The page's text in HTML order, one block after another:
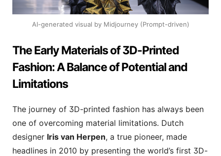
AI-generated visual by Midjourney (Prompt-driven)
The Early Materials of 3D-Printed
Fashion: A Balance of Potential and
Limitations
The journey of 3D-printed fashion has always been
one of overcoming material limitations. Dutch
designer Iris van Herpen, a true pioneer, made
headlines in 2010 by presenting the world’s first 3D-